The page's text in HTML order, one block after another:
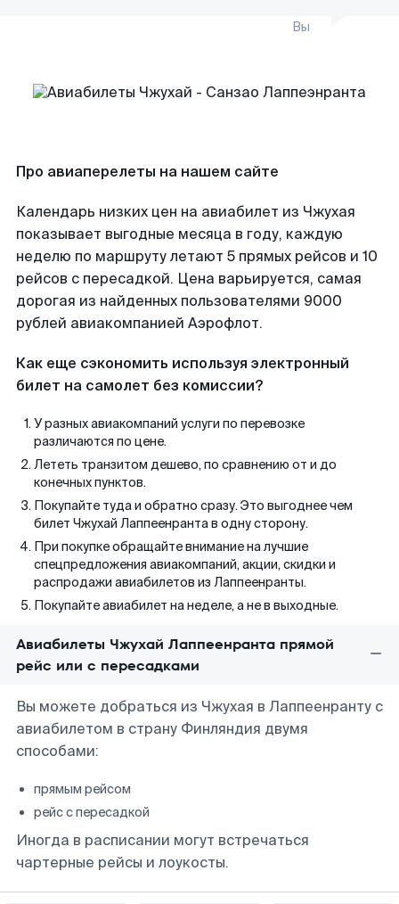
Вы
Про авиаперелеты на нашем сайте
Календарь низких цен на авиабилет из Чжухая
показывает выгодные месяца в году, каждую
неделю по маршруту летают 5 прямых рейсов и 10
рейсов с пересадкой. Цена варьируется, самая
дорогая из найденных пользователями 9000
рублей авиакомпанией Аэрофлот.
Как еще сэкономить используя электронный
билет на самолет без комиссии?
У разных авиакомпаний услуги по перевозке
различаются по цене.
Лететь транзитом дешево, по сравнению от и до
конечных пунктов.
Покупайте туда и обратно сразу. Это выгоднее чем
билет Чжухай Лаппеенранта в одну сторону.
При покупке обращайте внимание на лучшие
спецпредложения авиакомпаний, акции, скидки и
распродажи авиабилетов из Лаппеенранты.
Покупайте авиабилет на неделе, а не в выходные.
Авиабилеты Чжухай Лаппеенранта прямой
рейс или с пересадками
Вы можете добраться из Чжухая в Лаппеенранту с
авиабилетом в страну Финляндия двумя
способами:
прямым рейсом
рейс с пересадкой
Иногда в расписании могут встречаться
чартерные рейсы и лоукосты.